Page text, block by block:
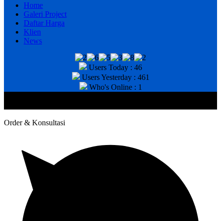
Home
Galeri Project
Daftar Harga
Klien
News
Users Today : 46
Users Yesterday : 461
Who's Online : 1
Order & Konsultasi